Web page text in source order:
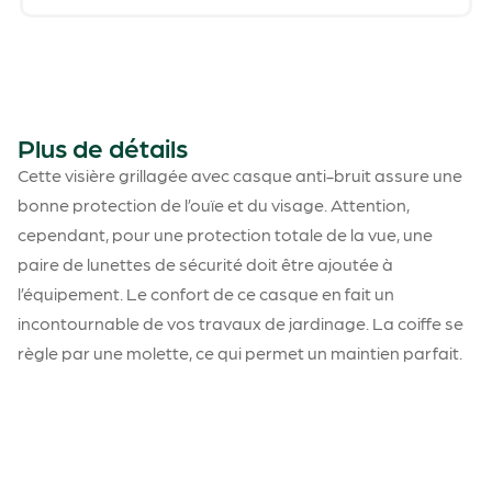
Plus de détails
Cette visière grillagée avec casque anti-bruit assure une
bonne protection de l’ouïe et du visage. Attention,
cependant, pour une protection totale de la vue, une
paire de lunettes de sécurité doit être ajoutée à
l’équipement. Le confort de ce casque en fait un
incontournable de vos travaux de jardinage. La coiffe se
règle par une molette, ce qui permet un maintien parfait.